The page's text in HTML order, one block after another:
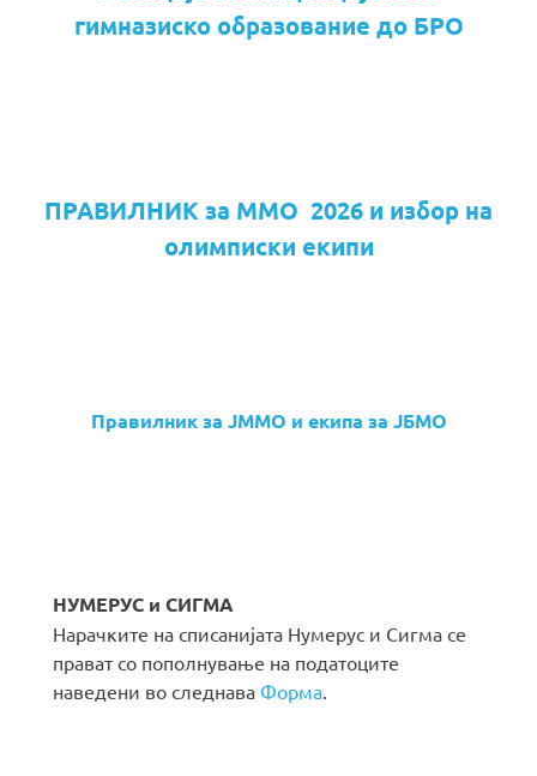
гимназиско образование до БРО
ПРАВИЛНИК за ММО 2026 и избор на
олимписки екипи
Правилник за ЈММО и екипа за ЈБМО
НУМЕРУС и СИГМА
Нарачките на списанијата Нумерус и Сигма се
прават со пополнување на податоците
наведени во следнава Форма